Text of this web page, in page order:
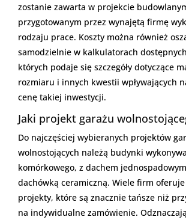
zostanie zawarta w projekcie
przygotowanym przez wynajętą firmę
rodzaju prace. Koszty można również
samodzielnie w kalkulatorach
których podaje się szczegóły dotyczące
rozmiaru i innych kwestii wpływających
cenę takiej inwestycji.
Jaki projekt garażu
Do najczęściej wybieranych projektów
wolnostojących należą budynki
komórkowego, z dachem
dachówką ceramiczną. Wiele firm
projekty, które są znacznie tańsze niż
na indywidualne zamówienie.